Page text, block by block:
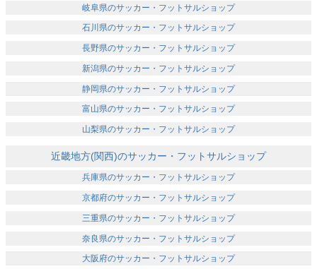
岐阜県のサッカー・フットサルショップ
石川県のサッカー・フットサルショップ
長野県のサッカー・フットサルショップ
新潟県のサッカー・フットサルショップ
静岡県のサッカー・フットサルショップ
富山県のサッカー・フットサルショップ
山梨県のサッカー・フットサルショップ
近畿地方(関西)のサッカー・フットサルショップ
兵庫県のサッカー・フットサルショップ
京都府のサッカー・フットサルショップ
三重県のサッカー・フットサルショップ
奈良県のサッカー・フットサルショップ
大阪府のサッカー・フットサルショップ